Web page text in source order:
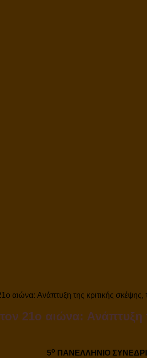
αιώνα: Aνάπτυξη της κριτικής σκέψης,
21ο αιώνα: Aνάπτυξη
5οΠΑΝΕΛΛΗΝΙΟ